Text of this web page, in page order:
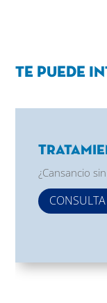
Te puede
¿Cansancio